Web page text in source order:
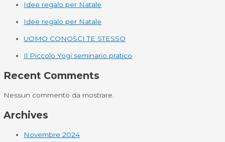
Idee regalo per Natale
Idee regalo per Natale
UOMO CONOSCI TE STESSO
Il Piccolo Yogi seminario pratico
Recent Comments
Nessun commento da mostrare.
Archives
Novembre 2024